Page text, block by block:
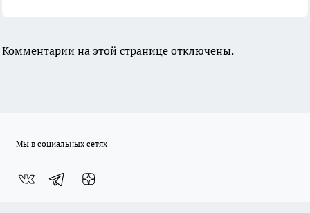
Комментарии на этой странице отключены.
Мы в социальных сетях